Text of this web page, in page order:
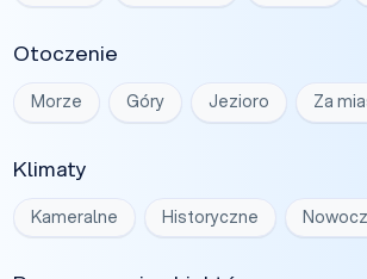
Otoczenie
Morze Góry Jezioro Za
Klimaty
Kameralne Historyczne